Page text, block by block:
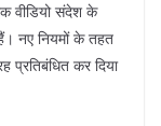
वीडियो संदेश के
नए नियमों के तहत
प्रतिबंधित कर दिया